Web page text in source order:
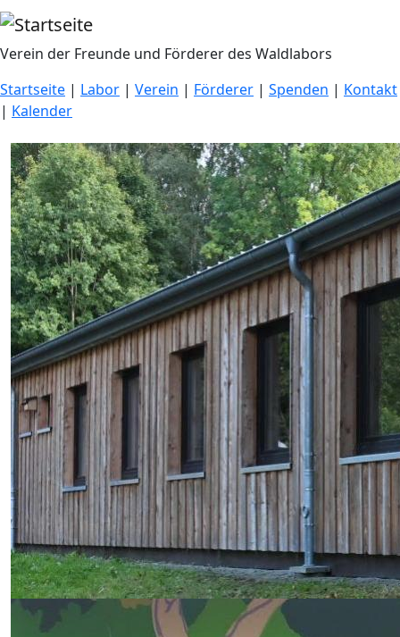
Direkt zum Inhalt
Verein der Freunde und Förderer des Waldlabors
Startseite | Labor | Verein | Förderer | Spenden | Kontakt
| Kalender